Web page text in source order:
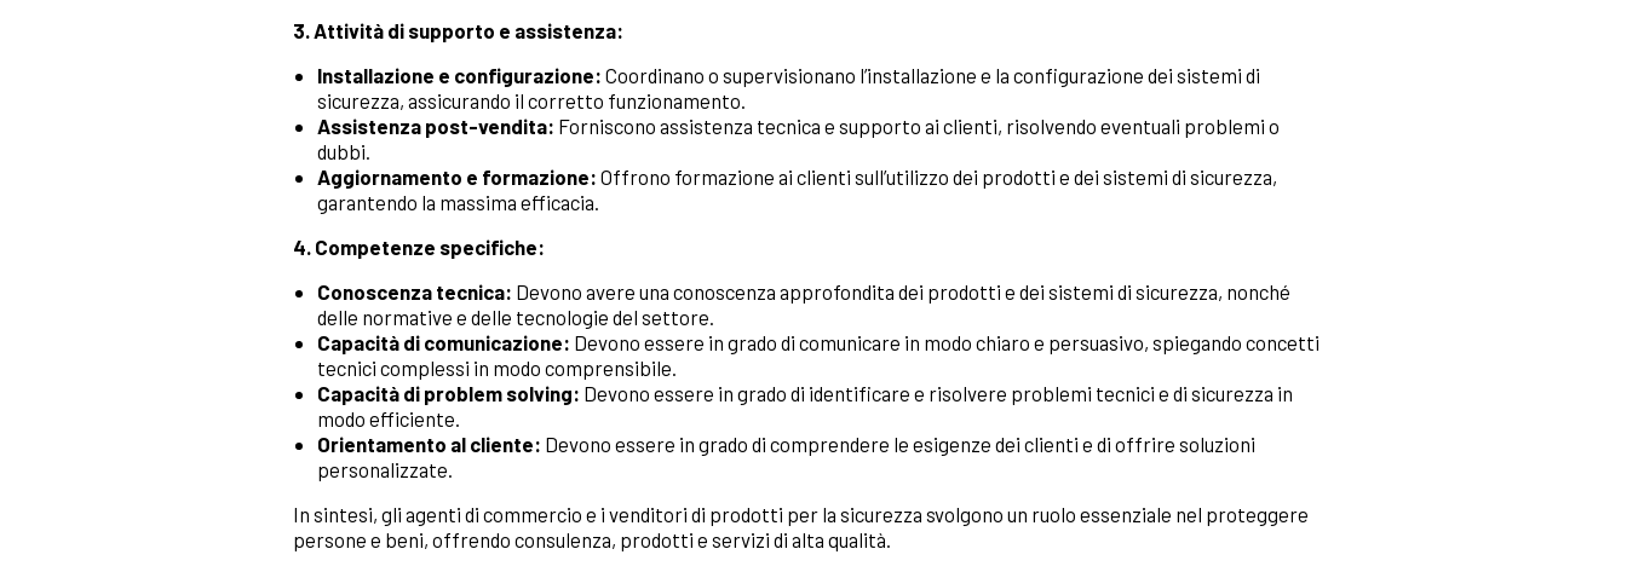
3. Attività di supporto e assistenza:
Installazione e configurazione: Coordinano o supervisionano l’installazione e la configurazione dei sistemi di
sicurezza, assicurando il corretto funzionamento.
Assistenza post-vendita: Forniscono assistenza tecnica e supporto ai clienti, risolvendo eventuali problemi o
dubbi.
Aggiornamento e formazione: Offrono formazione ai clienti sull’utilizzo dei prodotti e dei sistemi di sicurezza,
garantendo la massima efficacia.
4. Competenze specifiche:
Conoscenza tecnica: Devono avere una conoscenza approfondita dei prodotti e dei sistemi di sicurezza, nonché
delle normative e delle tecnologie del settore.
Capacità di comunicazione: Devono essere in grado di comunicare in modo chiaro e persuasivo, spiegando concetti
tecnici complessi in modo comprensibile.
Capacità di problem solving: Devono essere in grado di identificare e risolvere problemi tecnici e di sicurezza in
modo efficiente.
Orientamento al cliente: Devono essere in grado di comprendere le esigenze dei clienti e di offrire soluzioni
personalizzate.
In sintesi, gli agenti di commercio e i venditori di prodotti per la sicurezza svolgono un ruolo essenziale nel proteggere
persone e beni, offrendo consulenza, prodotti e servizi di alta qualità.